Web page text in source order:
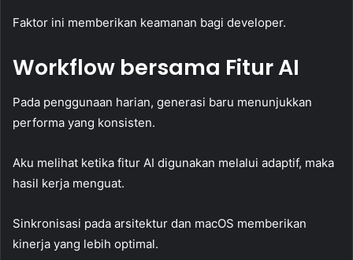
Faktor ini memberikan keamanan bagi developer.
Workflow bersama Fitur AI
Pada penggunaan harian, generasi baru menunjukkan
performa yang konsisten.
Aku melihat ketika fitur AI digunakan melalui adaptif, maka
hasil kerja menguat.
Sinkronisasi pada arsitektur dan macOS memberikan
kinerja yang lebih optimal.